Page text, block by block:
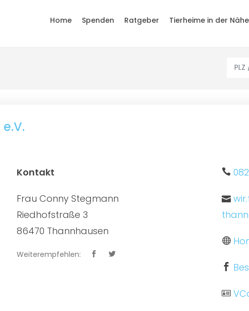
Home Spenden Ratgeber Tierheime in der Nähe
Kontakt
Frau Conny Stegmann
Riedhofstraße 3
86470 Thannhausen
Weiterempfehlen: